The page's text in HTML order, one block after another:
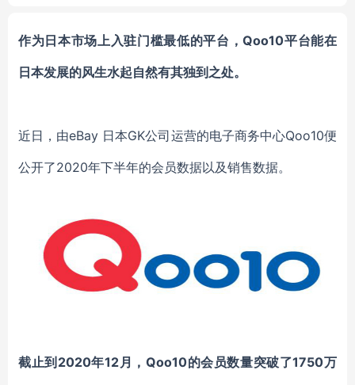
作为日本市场上入驻门槛最低的平台，Qoo10平台能在
日本发展的风生水起自然有其独到之处。
近日，由eBay 日本GK公司运营的电子商务中心Qoo10便
公开了2020年下半年的会员数据以及销售数据。
截止到 2020年12月， Qoo10的会员数量突破了1750万